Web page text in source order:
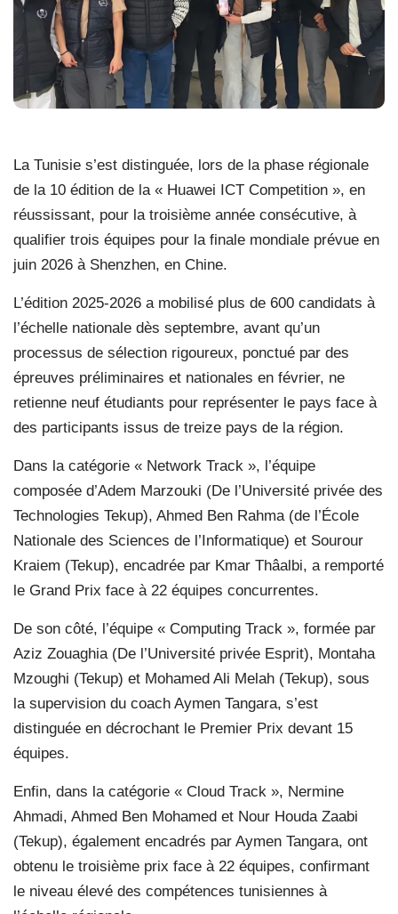
La Tunisie s’est distinguée, lors de la phase régionale
de la 10 édition de la « Huawei ICT Competition », en
réussissant, pour la troisième année consécutive, à
qualifier trois équipes pour la finale mondiale prévue en
juin 2026 à Shenzhen, en Chine.
L’édition 2025-2026 a mobilisé plus de 600 candidats à
l’échelle nationale dès septembre, avant qu’un
processus de sélection rigoureux, ponctué par des
épreuves préliminaires et nationales en février, ne
retienne neuf étudiants pour représenter le pays face à
des participants issus de treize pays de la région.
Dans la catégorie « Network Track », l’équipe
composée d’Adem Marzouki (De l’Université privée des
Technologies Tekup), Ahmed Ben Rahma (de l’École
Nationale des Sciences de l’Informatique) et Sourour
Kraiem (Tekup), encadrée par Kmar Thâalbi, a remporté
le Grand Prix face à 22 équipes concurrentes.
De son côté, l’équipe « Computing Track », formée par
Aziz Zouaghia (De l’Université privée Esprit), Montaha
Mzoughi (Tekup) et Mohamed Ali Melah (Tekup), sous
la supervision du coach Aymen Tangara, s’est
distinguée en décrochant le Premier Prix devant 15
équipes.
Enfin, dans la catégorie « Cloud Track », Nermine
Ahmadi, Ahmed Ben Mohamed et Nour Houda Zaabi
(Tekup), également encadrés par Aymen Tangara, ont
obtenu le troisième prix face à 22 équipes, confirmant
le niveau élevé des compétences tunisiennes à